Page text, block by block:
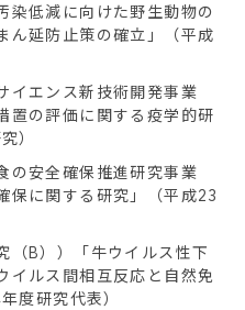
染低減に向けた野生動物の
ん延防止策の確立」（平成
イエンス新技術開発事業
置の評価に関する疫学的研
）
の安全確保推進研究事業
保に関する研究」（平成23
（B））「牛ウイルス性下
イルス間相互反応と自然免
度研究代表）